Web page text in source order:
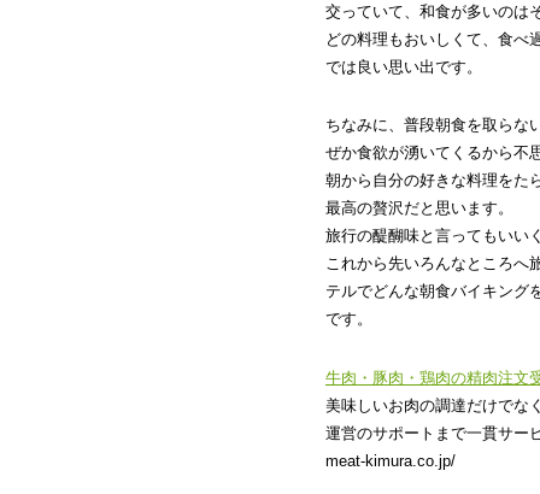
交っていて、和食が多いのは
どの料理もおいしくて、食べ
では良い思い出です。
ちなみに、普段朝食を取らな
ぜか食欲が湧いてくるから不
朝から自分の好きな料理をた
最高の贅沢だと思います。
旅行の醍醐味と言ってもいい
これから先いろんなところへ
テルでどんな朝食バイキング
です。
牛肉・豚肉・鶏肉の精肉注文
美味しいお肉の調達だけでな
運営のサポートまで一貫サー
meat-kimura.co.jp/